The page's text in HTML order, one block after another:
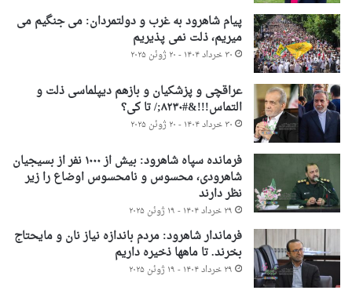
پیام شاهرود به غرب و دولتمردان: می جنگیم می
میریم، ذلت نمی پذیریم
۳۰ خرداد ۱۴۰۴ - ۲۰ ژوئن ۲۰۲۵
عراقچی و پزشکیان و بازهم دیپلماسی ذلت و
التماس!!!&#۸۲۳۰;/ تا کی؟
۳۰ خرداد ۱۴۰۴ - ۲۰ ژوئن ۲۰۲۵
فرمانده سپاه شاهرود: بیش از ۱۰۰۰ نفر از بسیجیان
شاهرودی، محسوس و نامحسوس اوضاع را زیر
نظر دارند
۲۹ خرداد ۱۴۰۴ - ۱۹ ژوئن ۲۰۲۵
فرماندار شاهرود: مردم باندازه نیاز نان و مایحتاج
بخرند. تا ماهها ذخیره داریم
۲۹ خرداد ۱۴۰۴ - ۱۹ ژوئن ۲۰۲۵